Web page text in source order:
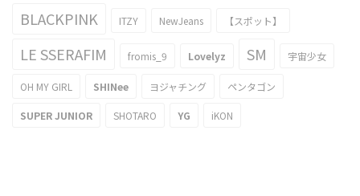
BLACKPINK ITZY NewJeans 【スポット】
LE SSERAFIM fromis_9 Lovelyz SM 宇宙少女
OH MY GIRL SHINee ヨジャチング ペンタゴン
SUPER JUNIOR SHOTARO YG iKON